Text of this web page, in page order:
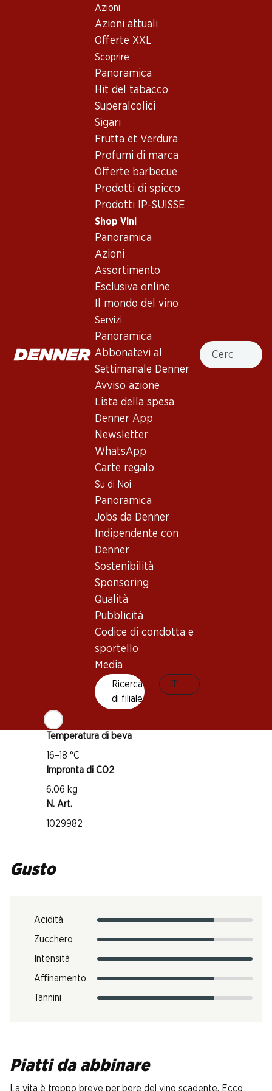
Azioni
Azioni attuali
Offerte XXL
Scoprire
Panoramica
Hit del tabacco
Superalcolici
Sigari
Frutta et Verdura
Profumi di marca
Offerte barbecue
Prodotti di spicco
Prodotti IP-SUISSE
Shop Vini
Panoramica
Azioni
Assortimento
Esclusiva online
Il mondo del vino
Servizi
Panoramica
Abbonatevi al
Settimanale Denner
Avviso azione
Lista della spesa
Denner App
Newsletter
WhatsApp
Carte regalo
Su di Noi
Panoramica
Jobs da Denner
Indipendente con
Denner
Sostenibilità
Sponsoring
Qualità
Pubblicità
Codice di condotta e
sportello
Media
Ricerca
di filiale
Cercare
Vino/champagne
Bordeaux
Château La Fleur de Boüard Lalande de Pomerol AOC
Esclusiva online!
Fronte Retro Imballaggio
Château La Fleur de Boüard
Lalande de Pomerol AOC
Bordeaux
Colore viola-nero scuro. Al naso, fragranza elegante di
ciliegie rosse e nere, un po' di gelso e composta di prugne.
Buono a sapersi
Cabernet Sauvignon
Cabernet Franc
Petit Verdot
Maturità di beva
Temperatura di beva
16–18 °C
Impronta di CO2
6.06 kg
N. Art.
1029982
Gusto
Acidità
Zucchero
Intensità
Affinamento
Tannini
Piatti da abbinare
La vita è troppo breve per bere del vino scadente. Ecco